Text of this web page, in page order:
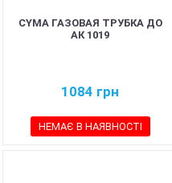
CYMA ГАЗОВАЯ ТРУБКА ДО
АК 1019
1084 грн
НЕМАЄ В НАЯВНОСТІ